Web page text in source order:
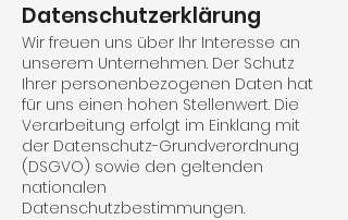
Datenschutzerklärung
Wir freuen uns über Ihr Interesse an
unserem Unternehmen. Der Schutz
Ihrer personenbezogenen Daten hat
für uns einen hohen Stellenwert. Die
Verarbeitung erfolgt im Einklang mit
der Datenschutz-Grundverordnung
(DSGVO) sowie den geltenden
nationalen
Datenschutzbestimmungen.